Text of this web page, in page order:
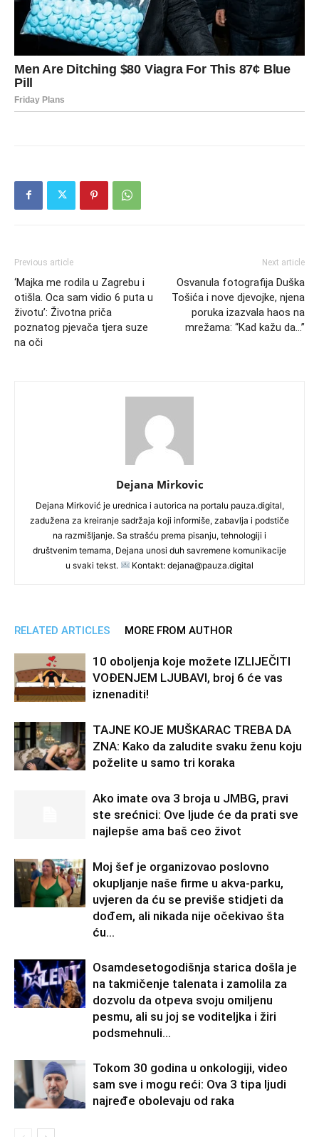
Previous article
‘Majka me rodila u Zagrebu i
otišla. Oca sam vidio 6 puta u
životu’: Životna priča
poznatog pjevača tjera suze
na oči
Next article
Osvanula fotografija Duška
Tošića i nove djevojke, njena
poruka izazvala haos na
mrežama: “Kad kažu da…”
Dejana Mirkovic
Dejana Mirković je urednica i autorica na portalu pauza.digital,
zadužena za kreiranje sadržaja koji informiše, zabavlja i podstiče
na razmišljanje. Sa strašću prema pisanju, tehnologiji i
društvenim temama, Dejana unosi duh savremene komunikacije
u svaki tekst.
Kontakt: dejana@pauza.digital
RELATED ARTICLES MORE FROM AUTHOR
10 oboljenja koje možete IZLIJEČITI
VOĐENJEM LJUBAVI, broj 6 će vas
iznenaditi!
TAJNE KOJE MUŠKARAC TREBA DA
ZNA: Kako da zaludite svaku ženu koju
poželite u samo tri koraka
Ako imate ova 3 broja u JMBG, pravi
ste srećnici: Ove ljude će da prati sve
najlepše ama baš ceo život
Moj šef je organizovao poslovno
okupljanje naše firme u akva-parku,
uvjeren da ću se previše stidjeti da
dođem, ali nikada nije očekivao šta
ću...
Osamdesetogodišnja starica došla je
na takmičenje talenata i zamolila za
dozvolu da otpeva svoju omiljenu
pesmu, ali su joj se voditeljka i žiri
podsmehnuli...
Tokom 30 godina u onkologiji, video
sam sve i mogu reći: Ova 3 tipa ljudi
najređe obolevaju od raka